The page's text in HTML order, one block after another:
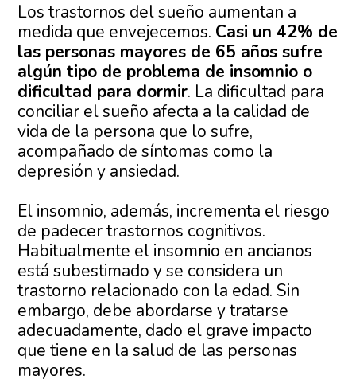
Los trastornos del sueño aumentan a
medida que envejecemos. Casi un 42% de
las personas mayores de 65 años sufre
algún tipo de problema de insomnio o
dificultad para dormir. La dificultad para
conciliar el sueño afecta a la calidad de
vida de la persona que lo sufre,
acompañado de síntomas como la
depresión y ansiedad.
El insomnio, además, incrementa el riesgo
de padecer trastornos cognitivos.
Habitualmente el insomnio en ancianos
está subestimado y se considera un
trastorno relacionado con la edad. Sin
embargo, debe abordarse y tratarse
adecuadamente, dado el grave impacto
que tiene en la salud de las personas
mayores.